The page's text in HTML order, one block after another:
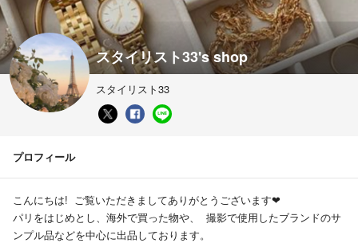
スタイリスト33's shop
スタイリスト33
プロフィール
こんにちは! ご覧いただきましてありがとうございます❤︎
パリをはじめとし、海外で買った物や、 撮影で使用したブランドのサ
ンプル品などを中心に出品しております。